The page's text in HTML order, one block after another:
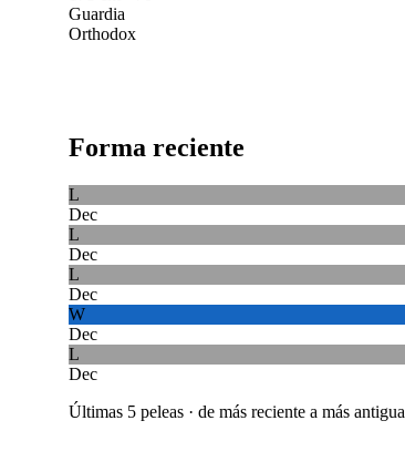
Guardia
Orthodox
Forma reciente
L
Dec
L
Dec
L
Dec
W
Dec
L
Dec
Últimas 5 peleas · de más reciente a más antigua